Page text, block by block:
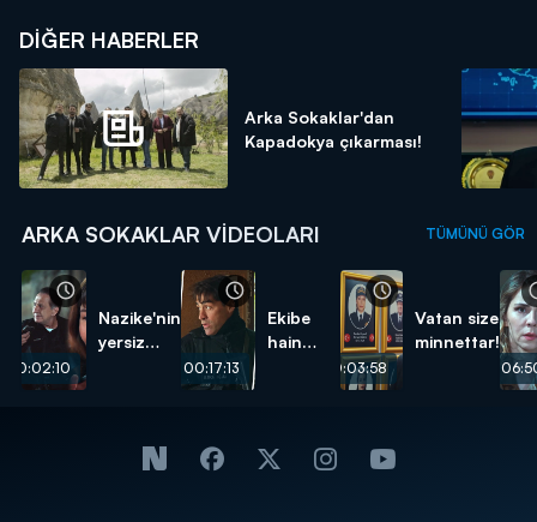
DIĞER HABERLER
Arka Sokaklar'dan
Kapadokya çıkarması!
ARKA SOKAKLAR VIDEOLARI TÜMÜNÜ GÖR
00:02:10
Nazike'nin
yersiz
00:17:13
Ekibe
hain
00:03:58
Vatan size
minnettar!